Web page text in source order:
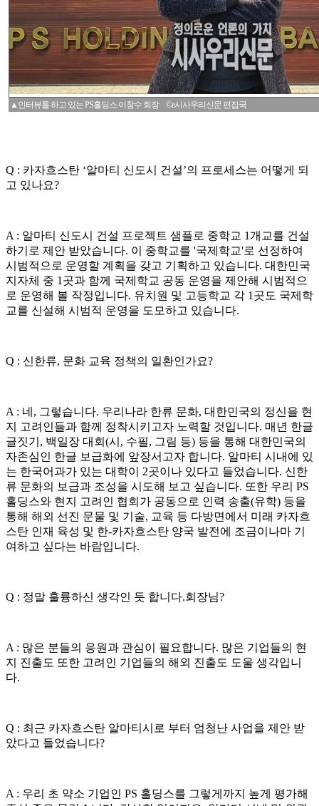
▲인터뷰를 하고 있는 PS홀딩스 이창수 회장 ©e시사우리신문 편집국
Q : 카자흐스탄 ‘알마티 신도시 건설’의 프로세스는 어떻게 되
고 있나요?
A : 알마티 신도시 건설 프로젝트 샘플로 중학교 1개교를 건설
하기로 제안 받았습니다. 이 중학교를 '국제학교'로 선정하여
시범적으로 운영할 계획을 갖고 기획하고 있습니다. 대한민국
지자체 중 1곳과 함께 국제학교 공동 운영을 제안해 시범적으
로 운영해 볼 작정입니다. 유치원 및 고등학교 각 1곳도 국제학
교를 신설해 시범적 운영을 도모하고 있습니다.
Q : 신한류, 문화 교육 정책의 일환인가요?
A : 네, 그렇습니다. 우리나라 한류 문화, 대한민국의 정신을 현
지 고려인들과 함께 정착시키고자 노력할 것입니다. 매년 한글
글짓기, 백일장 대회(시, 수필, 그림 등) 등을 통해 대한민국의
자존심인 한글 보급화에 앞장서고자 합니다. 알마티 시내에 있
는 한국어과가 있는 대학이 2곳이나 있다고 들었습니다. 신한
류 문화의 보급과 조성을 시도해 보고 싶습니다. 또한 우리 PS
홀딩스와 현지 고려인 협회가 공동으로 인력 송출(유학) 등을
통해 해외 선진 문물 및 기술, 교육 등 다방면에서 미래 카자흐
스탄 인재 육성 및 한-카자흐스탄 양국 발전에 조금이나마 기
여하고 싶다는 바람입니다.
Q : 정말 훌륭하신 생각인 듯 합니다.회장님?
A : 많은 분들의 응원과 관심이 필요합니다. 많은 기업들의 현
지 진출도 또한 고려인 기업들의 해외 진출도 도울 생각입니
다.
Q : 최근 카자흐스탄 알마티시로 부터 엄청난 사업을 제안 받
았다고 들었습니다?
A : 우리 초 약소 기업인 PS 홀딩스를 그렇게까지 높게 평가해